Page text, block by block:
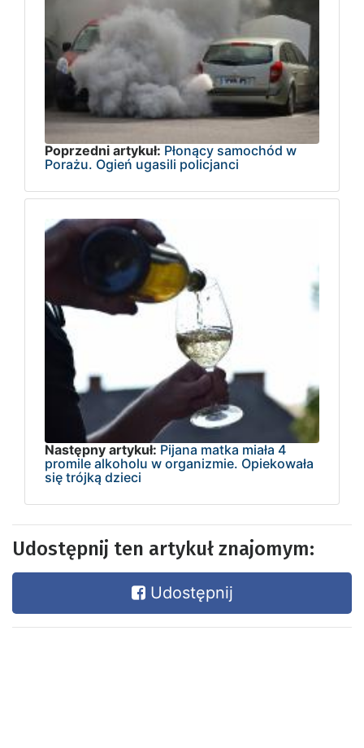
Poprzedni artykuł: Płonący samochód w
Porażu. Ogień ugasili policjanci
Następny artykuł: Pijana matka miała 4
promile alkoholu w organizmie. Opiekowała
się trójką dzieci
Udostępnij ten artykuł znajomym:
Udostępnij